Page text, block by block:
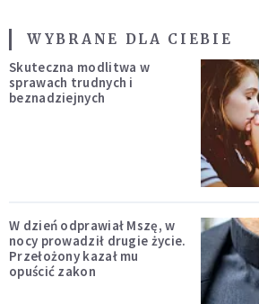
WYBRANE DLA CIEBIE
Skuteczna modlitwa w
sprawach trudnych i
beznadziejnych
W dzień odprawiał Mszę, w
nocy prowadził drugie życie.
Przełożony kazał mu
opuścić zakon